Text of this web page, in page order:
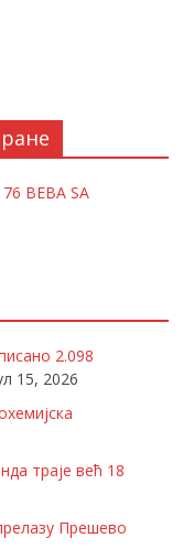
76 BEBA SA
2.098
15, 2026
траје већ 18
Прешево